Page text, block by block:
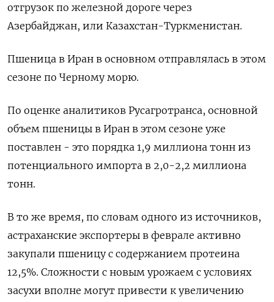
отгрузок по железной дороге через
Азербайджан, или Казахстан-Туркменистан.
Пшеница в Иран в основном отправлялась в этом
‌сезоне по Черному морю.
По оценке аналитиков Русагротранса, основной
объем пшеницы в Иран в этом сезоне уже
поставлен - это порядка 1,9 миллиона тонн из
потенциального импорта в 2,0-2,2 миллиона
тонн.
В то же ​время, по словам одного из ​источников,
астраханские экспортеры в феврале ‌активно
закупали пшеницу с содержанием протеина
12,5%. Сложности с новым урожаем с условиях
засухи вполне могут привести к ​увеличению